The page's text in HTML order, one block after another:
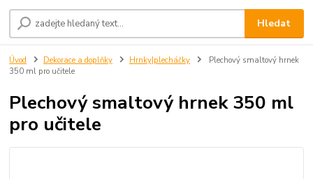
Hledat
Úvod Dekorace a doplňky Hrnky|plecháčky
Plechový smaltový hrnek
350 ml pro učitele
Plechový smaltový hrnek 350 ml
pro učitele